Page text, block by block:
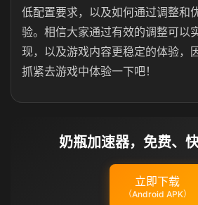
低配置要求，以及如何通过调整和
验。相信大家通过有效的调整可以
现，以及游戏内容更稳定的体验，
抓紧去游戏中体验一下吧！
奶瓶加速器，免费、
立即下载
（Android APK）